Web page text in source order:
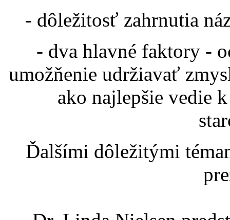
- dôležitosť zahrnutia
- dva hlavné faktory -
umožňenie udržiavať
ako najlepšie vedie
Ďalšími dôležitými